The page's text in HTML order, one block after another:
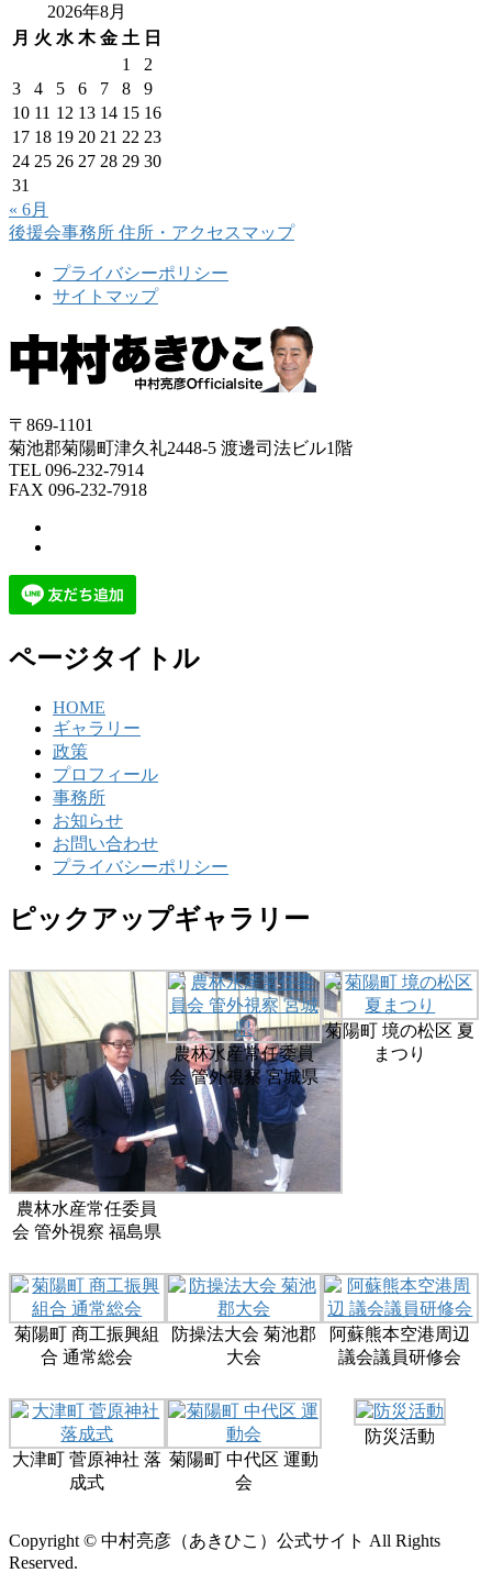
2026年8月
月 火 水 木 金 土 日
1
2
3
4 5 6 7 8
9
10 11 12 13 14 15 16
17 18 19 20 21 22 23
24 25 26 27 28 29 30
31
« 6月
後援会事務所 住所・アクセスマップ
プライバシーポリシー
サイトマップ
〒869-1101
菊池郡菊陽町津久礼2448-5 渡邊司法ビル1階
TEL 096-232-7914
FAX 096-232-7918
ページタイトル
HOME
ギャラリー
政策
プロフィール
事務所
お知らせ
お問い合わせ
プライバシーポリシー
ピックアップギャラリー
農林水産常任委員
会 管外視察 福島県
農林水産常任委員
会 管外視察 宮城県
菊陽町 境の松区 夏
まつり
菊陽町 商工振興組
合 通常総会
防操法大会 菊池郡
大会
阿蘇熊本空港周辺
議会議員研修会
大津町 菅原神社 落
成式
菊陽町 中代区 運動
会
防災活動
Copyright © 中村亮彦（あきひこ）公式サイト All Rights
Reserved.